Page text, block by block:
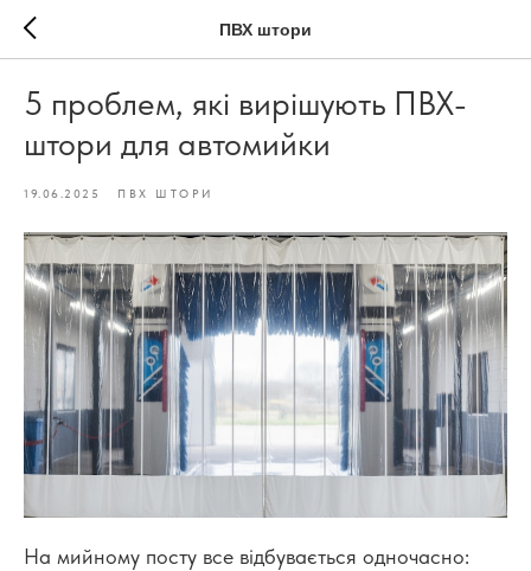
ПВХ штори
5 проблем, які вирішують ПВХ-
штори для автомийки
19.06.2025 ПВХ ШТОРИ
На мийному посту все відбувається одночасно: